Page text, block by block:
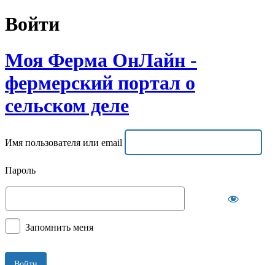
Войти
Моя Ферма ОнЛайн -
фермерский портал о
сельском деле
Имя пользователя или email
Пароль
Запомнить меня